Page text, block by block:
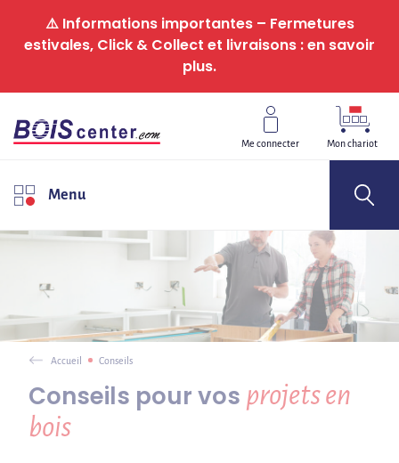
⚠️ Informations importantes – Fermetures
estivales, Click & Collect et livraisons : en savoir
plus.
Me connecter Mon chariot
Menu
Accueil Conseils
Conseils pour vos projets en
bois